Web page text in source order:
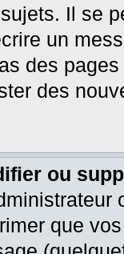
Il se
un
des
des
ou
que